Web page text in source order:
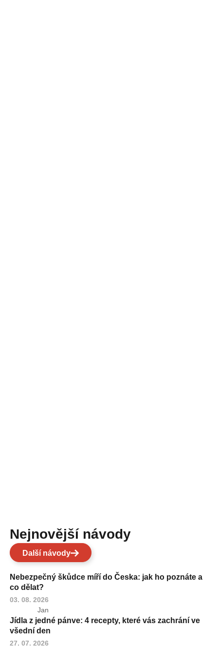
Nejnovější návody
Další návody
Nebezpečný škůdce míří do Česka: jak ho poznáte a
co dělat?
03. 08. 2026
Jan
Jídla z jedné pánve: 4 recepty, které vás zachrání ve
všední den
27. 07. 2026